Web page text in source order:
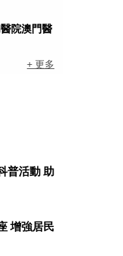
院澳門醫
+ 更多
普活動 助
增強居民